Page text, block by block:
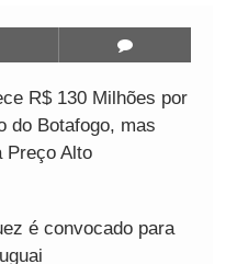
R$ 130 Milhões por
do Botafogo, mas
Preço Alto
é convocado para